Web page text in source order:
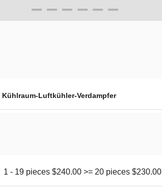
Kühlraum-Luftkühler-Verdampfer
1 - 19 pieces $240.00 >= 20 pieces $230.00